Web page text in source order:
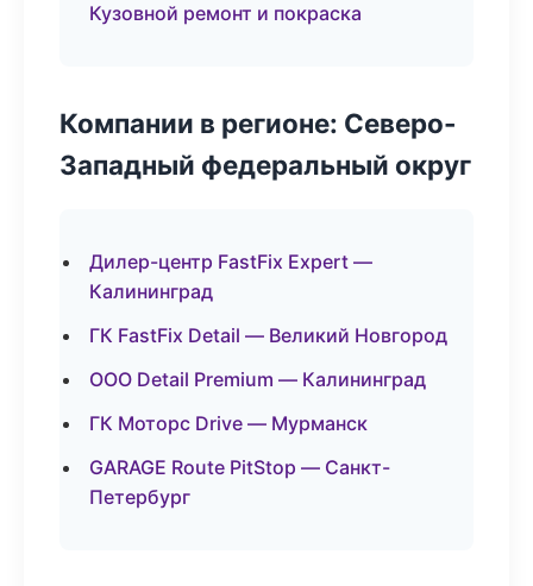
Кузовной ремонт и покраска
Компании в регионе: Северо-
Западный федеральный округ
Дилер-центр FastFix Expert —
Калининград
ГК FastFix Detail — Великий Новгород
ООО Detail Premium — Калининград
ГК Моторс Drive — Мурманск
GARAGE Route PitStop — Санкт-
Петербург